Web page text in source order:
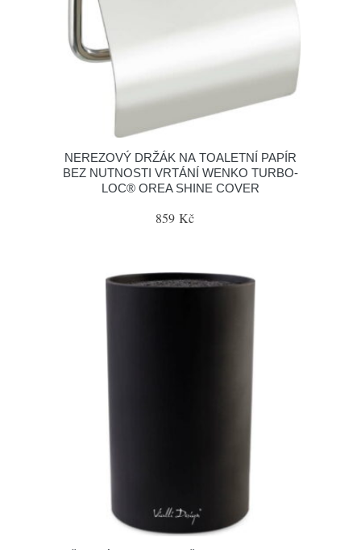
NEREZOVÝ DRŽÁK NA TOALETNÍ PAPÍR
BEZ NUTNOSTI VRTÁNÍ WENKO TURBO-
LOC® OREA SHINE COVER
859 Kč